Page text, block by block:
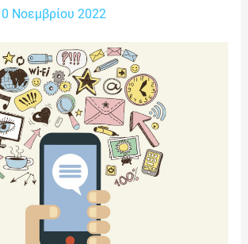
Νοεμβρίου 2022